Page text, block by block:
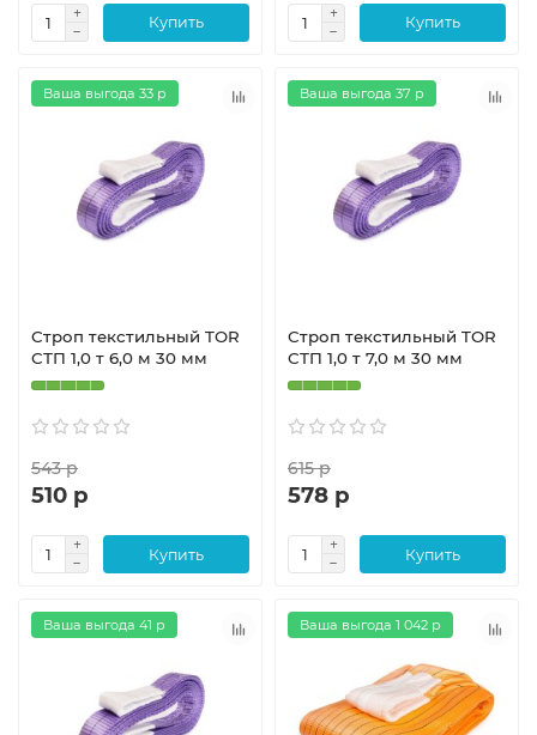
Купить Купить
Ваша выгода 33 р
Строп текстильный TOR
СТП 1,0 т 6,0 м 30 мм
543 р
510 р
Купить
Ваша выгода 37 р
Строп текстильный TOR
СТП 1,0 т 7,0 м 30 мм
615 р
578 р
Купить
Ваша выгода 41 р Ваша выгода 1 042 р